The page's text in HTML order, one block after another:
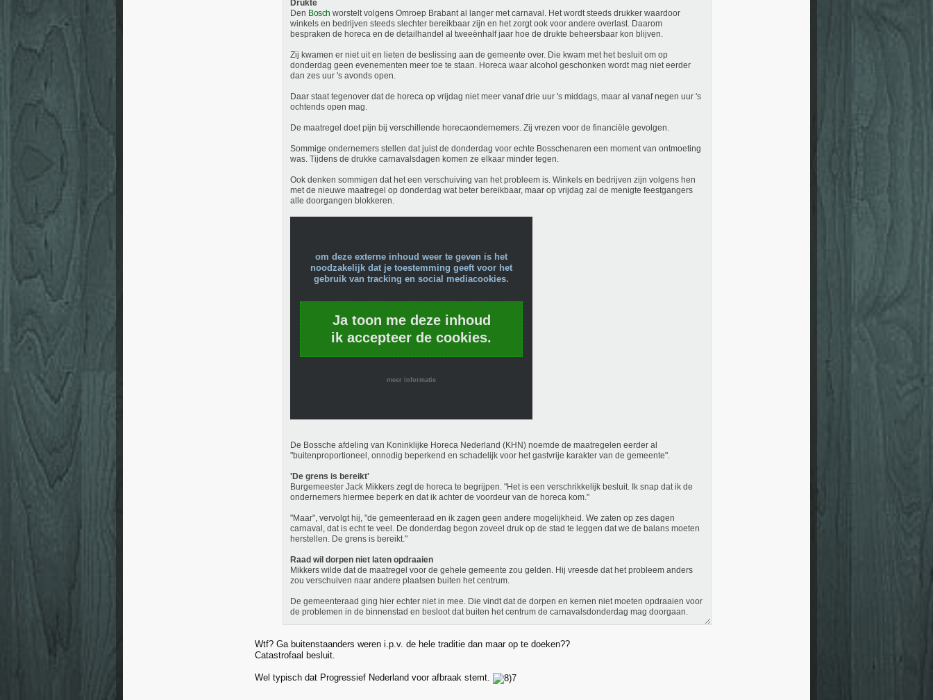
Drukte
Den Bosch worstelt volgens Omroep Brabant al langer met carnaval. Het wordt steeds drukker waardoor
winkels en bedrijven steeds slechter bereikbaar zijn en het zorgt ook voor andere overlast. Daarom
bespraken de horeca en de detailhandel al tweeënhalf jaar hoe de drukte beheersbaar kon blijven.
Zij kwamen er niet uit en lieten de beslissing aan de gemeente over. Die kwam met het besluit om op
donderdag geen evenementen meer toe te staan. Horeca waar alcohol geschonken wordt mag niet eerder
dan zes uur 's avonds open.
Daar staat tegenover dat de horeca op vrijdag niet meer vanaf drie uur 's middags, maar al vanaf negen uur 's
ochtends open mag.
De maatregel doet pijn bij verschillende horecaondernemers. Zij vrezen voor de financiële gevolgen.
Sommige ondernemers stellen dat juist de donderdag voor echte Bosschenaren een moment van ontmoeting
was. Tijdens de drukke carnavalsdagen komen ze elkaar minder tegen.
Ook denken sommigen dat het een verschuiving van het probleem is. Winkels en bedrijven zijn volgens hen
met de nieuwe maatregel op donderdag wat beter bereikbaar, maar op vrijdag zal de menigte feestgangers
alle doorgangen blokkeren.
om deze externe inhoud weer te geven is het
noodzakelijk dat je toestemming geeft voor het
gebruik van tracking en social mediacookies.
Ja toon me deze inhoud
ik accepteer de cookies.
meer informatie
De Bossche afdeling van Koninklijke Horeca Nederland (KHN) noemde de maatregelen eerder al
"buitenproportioneel, onnodig beperkend en schadelijk voor het gastvrije karakter van de gemeente".
'De grens is bereikt'
Burgemeester Jack Mikkers zegt de horeca te begrijpen. "Het is een verschrikkelijk besluit. Ik snap dat ik de
ondernemers hiermee beperk en dat ik achter de voordeur van de horeca kom."
"Maar", vervolgt hij, "de gemeenteraad en ik zagen geen andere mogelijkheid. We zaten op zes dagen
carnaval, dat is echt te veel. De donderdag begon zoveel druk op de stad te leggen dat we de balans moeten
herstellen. De grens is bereikt."
Raad wil dorpen niet laten opdraaien
Mikkers wilde dat de maatregel voor de gehele gemeente zou gelden. Hij vreesde dat het probleem anders
zou verschuiven naar andere plaatsen buiten het centrum.
De gemeenteraad ging hier echter niet in mee. Die vindt dat de dorpen en kernen niet moeten opdraaien voor
de problemen in de binnenstad en besloot dat buiten het centrum de carnavalsdonderdag mag doorgaan.
Wtf? Ga buitenstaanders weren i.p.v. de hele traditie dan maar op te doeken??
Catastrofaal besluit.
Wel typisch dat Progressief Nederland voor afbraak stemt.